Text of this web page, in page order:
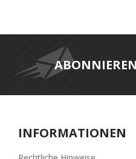
INFORMATIONEN